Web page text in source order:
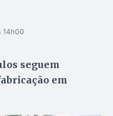
14h00
seguem
em